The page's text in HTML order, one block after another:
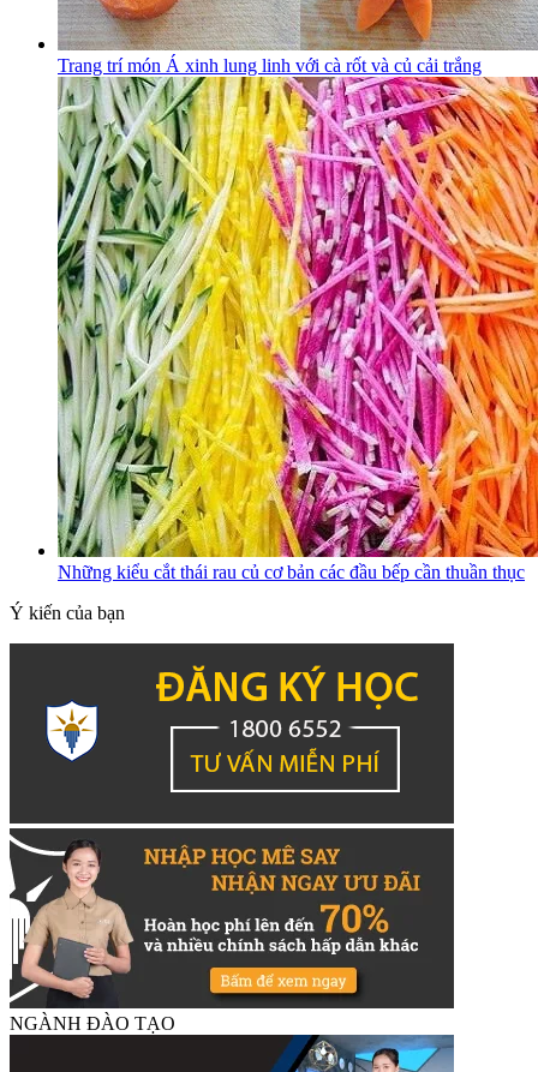
Trang trí món Á xinh lung linh với cà rốt và củ cải trắng
Những kiểu cắt thái rau củ cơ bản các đầu bếp cần thuần thục
Ý kiến của bạn
NGÀNH ĐÀO TẠO